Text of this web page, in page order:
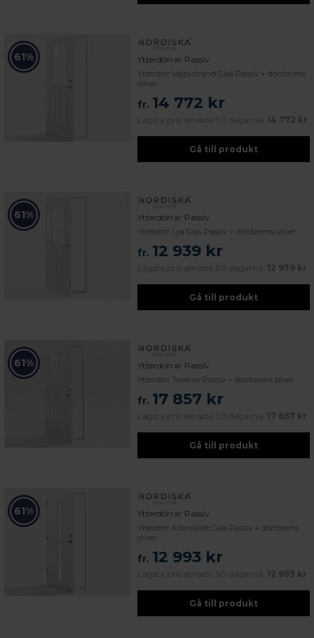
61% Ytterdörrar Passiv
Ytterdörr Vejbystrand Glas Passiv + dörrbroms
silver
fr. 14 772 kr
Lägsta pris senaste 30 dagarna: 14 772 kr
Gå till produkt
61% Ytterdörrar Passiv
Ytterdörr Lya Glas Passiv + dörrbroms silver
fr. 12 939 kr
Lägsta pris senaste 30 dagarna: 12 939 kr
Gå till produkt
61% Ytterdörrar Passiv
Ytterdörr Torekov Passiv + dörrbroms silver
fr. 17 857 kr
Lägsta pris senaste 30 dagarna: 17 857 kr
Gå till produkt
61% Ytterdörrar Passiv
Ytterdörr Kronoslätt Glas Passiv + dörrbroms
silver
fr. 12 993 kr
Lägsta pris senaste 30 dagarna: 12 993 kr
Gå till produkt